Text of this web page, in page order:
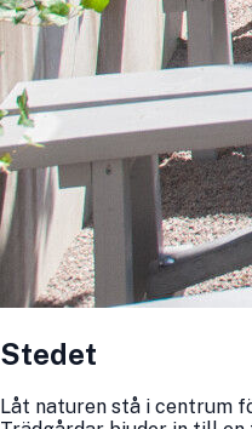
Stedet
Låt naturen stå i centrum